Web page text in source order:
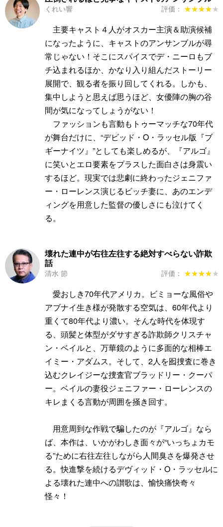
くれい響 評価： ★★★★★
★★★★★
主要キャスト４人がオスカー主演＆助演候補
になったように、キャストのアンサンブルが尋
常じゃない！そこにスパイスでデ・ニーロもブ
チ込まれるほか、かなり入り組んだストーリー
展開で、観る者を振り回してくれる。しかも、
集中しようと思えば思うほど、女優陣の胸の谷
間が気になってしょうがない！
ファッションも言動もトゥーマッチな70年代
が舞台だけに、“デビッド・O・ラッセル版『ブ
ギーナイツ』”としても楽しめるが、『アルゴ』
に笑いとエロ要素をプラスした面白さは身震い
するほど。現実では悲劇に終わったジェニファ
ー・ローレンス演じるビッチ妻に、あのエンデ
ィングを用意した監督の優しさにも泣けてく
る。
壊れた連中が右往左往する絶対すべらない詐欺
話
清水 節 評価： ★★★★★
★★★★★
愛おしき70年代アメリカ。ビミョーな風俗や
アブナイ生き様が発散する空気は、60年代より
重くて80年代より濃い。そんな時代を体現す
る、頭髪と体型がダサすぎる詐欺師クリスチャ
ン・ベイルと、万華鏡のように多面的な相棒エ
イミー・アダムス。そして、2人を囮捜査に巻き
込むクレイジーな捜査官ブラッドリー・クーパ
ー。ベイルの妻役ジェニファー・ローレンスの
キレまくる言動が周囲を掻き回す。
用意周到な作戦で騙したのが『アルゴ』なら
ば、本作は、いかがわしき面々が“いっちょカモ
る”ために右往左往しながら人間臭さを爆発させ
る。快進撃を続けるデヴィッド・O・ラッセルに
よる壊れた連中への讃歌は、愉快痛快奇々
怪々！